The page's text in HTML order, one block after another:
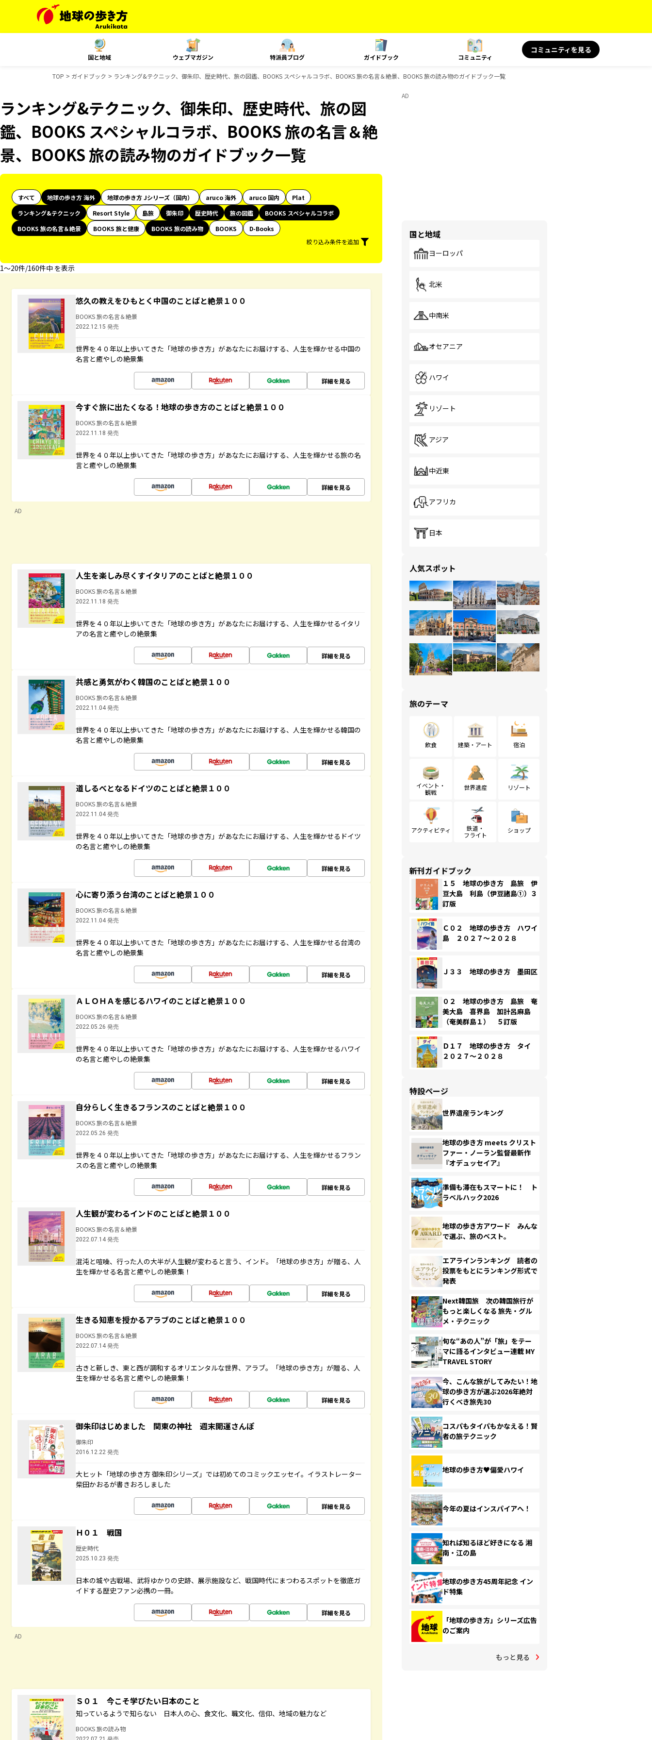
国と地域 ウェブマガジン 特派員ブログ ガイドブック コミュニティ
コミュニティを見る
TOP ガイドブック ランキング&テクニック、御朱印、歴史時代、旅の図鑑、BOOKS スペシャルコラボ、BOOKS 旅の名言＆絶景、BOOKS 旅の読み物のガイドブック一覧
ランキング&テクニック、御朱印、歴史時代、旅の図
鑑、BOOKS スペシャルコラボ、BOOKS 旅の名言＆絶
景、BOOKS 旅の読み物のガイドブック一覧
すべて 地球の歩き方 海外 地球の歩き方 Jシリーズ（国内） aruco 海外 aruco 国内
Plat
ランキング&テクニック
Resort Style 島旅 御朱印 歴史時代 旅の図鑑
BOOKS スペシャルコラボ
BOOKS 旅の名言＆絶景
BOOKS 旅と健康 BOOKS 旅の読み物 BOOKS
D-Books
絞り込み条件を追加
1〜20件/160件中 を表示
悠久の教えをひもとく中国のことばと絶景１００
BOOKS 旅の名言＆絶景
2022.12.15 発売
世界を４０年以上歩いてきた「地球の歩き方」があなたにお届けする、人生を輝かせる中国の
名言と癒やしの絶景集
詳細を見る
今すぐ旅に出たくなる！地球の歩き方のことばと絶景１００
BOOKS 旅の名言＆絶景
2022.11.18 発売
世界を４０年以上歩いてきた「地球の歩き方」があなたにお届けする、人生を輝かせる旅の名
言と癒やしの絶景集
詳細を見る
AD
人生を楽しみ尽くすイタリアのことばと絶景１００
BOOKS 旅の名言＆絶景
2022.11.18 発売
世界を４０年以上歩いてきた「地球の歩き方」があなたにお届けする、人生を輝かせるイタリ
アの名言と癒やしの絶景集
詳細を見る
共感と勇気がわく韓国のことばと絶景１００
BOOKS 旅の名言＆絶景
2022.11.04 発売
世界を４０年以上歩いてきた「地球の歩き方」があなたにお届けする、人生を輝かせる韓国の
名言と癒やしの絶景集
詳細を見る
道しるべとなるドイツのことばと絶景１００
BOOKS 旅の名言＆絶景
2022.11.04 発売
世界を４０年以上歩いてきた「地球の歩き方」があなたにお届けする、人生を輝かせるドイツ
の名言と癒やしの絶景集
詳細を見る
心に寄り添う台湾のことばと絶景１００
BOOKS 旅の名言＆絶景
2022.11.04 発売
世界を４０年以上歩いてきた「地球の歩き方」があなたにお届けする、人生を輝かせる台湾の
名言と癒やしの絶景集
詳細を見る
ＡＬＯＨＡを感じるハワイのことばと絶景１００
BOOKS 旅の名言＆絶景
2022.05.26 発売
世界を４０年以上歩いてきた「地球の歩き方」があなたにお届けする、人生を輝かせるハワイ
の名言と癒やしの絶景集
詳細を見る
自分らしく生きるフランスのことばと絶景１００
BOOKS 旅の名言＆絶景
2022.05.26 発売
世界を４０年以上歩いてきた「地球の歩き方」があなたにお届けする、人生を輝かせるフラン
スの名言と癒やしの絶景集
詳細を見る
人生観が変わるインドのことばと絶景１００
BOOKS 旅の名言＆絶景
2022.07.14 発売
混沌と喧噪、行った人の大半が人生観が変わると言う、インド。「地球の歩き方」が贈る、人
生を輝かせる名言と癒やしの絶景集！
詳細を見る
生きる知恵を授かるアラブのことばと絶景１００
BOOKS 旅の名言＆絶景
2022.07.14 発売
古きと新しき、東と西が調和するオリエンタルな世界、アラブ。「地球の歩き方」が贈る、人
生を輝かせる名言と癒やしの絶景集！
詳細を見る
御朱印はじめました 関東の神社 週末開運さんぽ
御朱印
2016.12.22 発売
大ヒット「地球の歩き方 御朱印シリーズ」では初めてのコミックエッセイ。イラストレーター
柴田かおるが書きおろしました
詳細を見る
Ｈ０１ 戦国
歴史時代
2025.10.23 発売
日本の城や古戦場、武将ゆかりの史跡、展示施設など、戦国時代にまつわるスポットを徹底ガ
イドする歴史ファン必携の一冊。
詳細を見る
AD
Ｓ０１ 今こそ学びたい日本のこと
知っているようで知らない 日本人の心、食文化、職文化、信仰、地域の魅力など
BOOKS 旅の読み物
AD
国と地域
ヨーロッパ
北米
中南米
オセアニア
ハワイ
リゾート
アジア
中近東
アフリカ
日本
人気スポット
旅のテーマ
飲食 建築・アート 宿泊
イベント・
観戦
世界遺産 リゾート
アクティビティ
鉄道・
フライト
ショップ
新刊ガイドブック
１５ 地球の歩き方 島旅 伊
豆大島 利島（伊豆諸島①）３
訂版
Ｃ０２ 地球の歩き方 ハワイ
島 ２０２７～２０２８
Ｊ３３ 地球の歩き方 墨田区
０２ 地球の歩き方 島旅 奄
美大島 喜界島 加計呂麻島
（奄美群島１） ５訂版
Ｄ１７ 地球の歩き方 タイ
２０２７～２０２８
特設ページ
世界遺産ランキング
地球の歩き方 meets クリスト
ファー・ノーラン監督最新作
『オデュッセイア』
準備も滞在もスマートに！ ト
ラベルハック2026
地球の歩き方アワード みんな
で選ぶ、旅のベスト。
エアラインランキング 読者の
投票をもとにランキング形式で
発表
Next韓国旅 次の韓国旅行が
もっと楽しくなる 旅先・グル
メ・テクニック
旬な“あの人”が「旅」をテー
マに語るインタビュー連載 MY
TRAVEL STORY
今、こんな旅がしてみたい！地
球の歩き方が選ぶ2026年絶対
行くべき旅先30
コスパもタイパもかなえる！賢
者の旅テクニック
地球の歩き方♥偏愛ハワイ
今年の夏はインスパイアへ！
知れば知るほど好きになる 湘
南・江の島
地球の歩き方45周年記念 イン
ド特集
「地球の歩き方」シリーズ広告
のご案内
もっと見る